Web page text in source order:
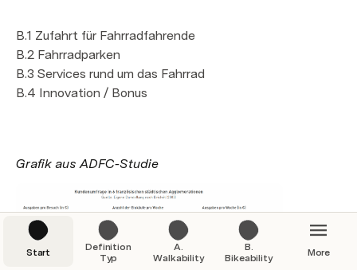
B.1 Zufahrt für Fahrradfahrende
B.2 Fahrradparken
B.3 Services rund um das Fahrrad
B.4 Innovation / Bonus
Grafik aus ADFC-Studie
Start
Definition
Typ
A.
Walkability
B.
Bikeability
More